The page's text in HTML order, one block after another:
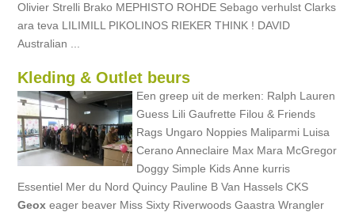
Olivier Strelli Brako MEPHISTO ROHDE Sebago verhulst Clarks
ara teva LILIMILL PIKOLINOS RIEKER THINK ! DAVID
Australian ...
Kleding & Outlet beurs
Een greep uit de merken: Ralph Lauren
Guess Lili Gaufrette Filou & Friends
Rags Ungaro Noppies Maliparmi Luisa
Cerano Anneclaire Max Mara McGregor
Doggy Simple Kids Anne kurris
Essentiel Mer du Nord Quincy Pauline B Van Hassels CKS
Geox eager beaver Miss Sixty Riverwoods Gaastra Wrangler